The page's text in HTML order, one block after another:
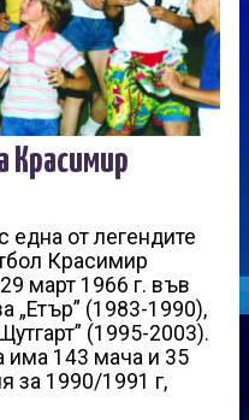
Красимир
една от легендите
Красимир
март 1966 г. във
„Етър” (1983-1990),
(1995-2003).
има 143 мача и 35
за 1990/1991 г,